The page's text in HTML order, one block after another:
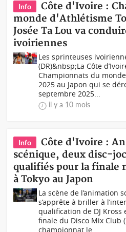
Info
Côte d'Ivoire :
monde d'Athlétisme
Josée Ta Lou va
ivoiriennes
Les sprinteuses
(DR)&nbsp;La Côte
Championnats du monde
2025 au Japon qui se
septembre 2025...
il y a 10 mois
Info
Côte d'Ivoire :
scénique, deux disc-
qualifiés pour la finale
à Tokyo au Japon
La scène de l’animation
s’apprête à briller à
qualification de DJ Kross
finale du Disco Mix Club
championnat le...